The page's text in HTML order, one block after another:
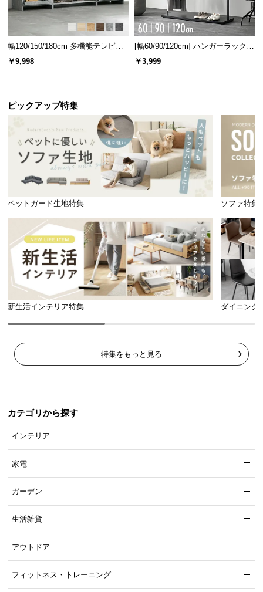
幅120/150/180cm 多機能テレビボ
ード 木目/石目調 オープン収納・
引き出し収納付き
￥9,998
[幅60/90/120cm] ハンガーラック
スチール 4段階高さ調節 サイドフ
ック オープンラック シンプル
￥3,999
ピックアップ特集
ペットガード生地特集 ソファ特集
新生活インテリア特集 ダイニング
特集をもっと見る
カテゴリから探す
インテリア
家電
ガーデン
生活雑貨
アウトドア
フィットネス・トレーニング